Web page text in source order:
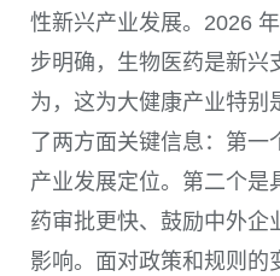
性新兴产业发展。2026
步明确，生物医药是新兴
为，这为大健康产业特别
了两方面关键信息：第
产业发展定位。第二个是
药审批更快、鼓励中外企
影响。面对政策和规则的